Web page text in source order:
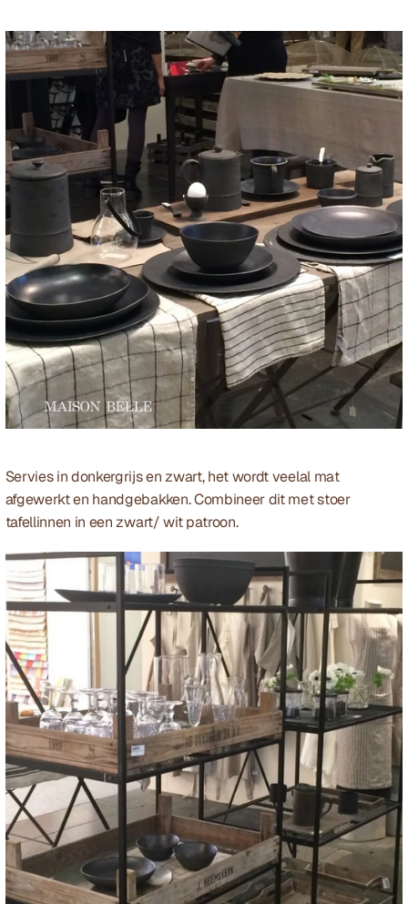
Servies in donkergrijs en zwart, het wordt veelal mat
afgewerkt en handgebakken. Combineer dit met stoer
tafellinnen in een zwart/ wit patroon.